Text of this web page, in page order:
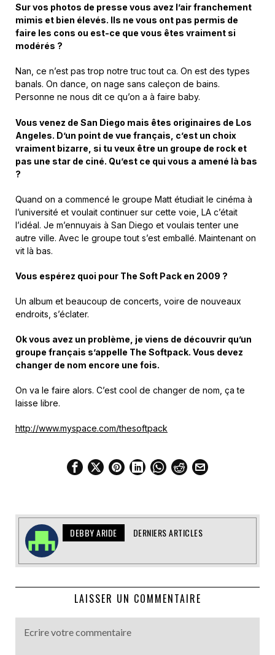
Sur vos photos de presse vous avez l’air franchement
mimis et bien élevés. Ils ne vous ont pas permis de
faire les cons ou est-ce que vous êtes vraiment si
modérés ?
Nan, ce n’est pas trop notre truc tout ca. On est des types
banals. On dance, on nage sans caleçon de bains.
Personne ne nous dit ce qu’on a à faire baby.
Vous venez de San Diego mais êtes originaires de Los
Angeles. D’un point de vue français, c’est un choix
vraiment bizarre, si tu veux être un groupe de rock et
pas une star de ciné. Qu’est ce qui vous a amené là bas
?
Quand on a commencé le groupe Matt étudiait le cinéma à
l’université et voulait continuer sur cette voie, LA c’était
l’idéal. Je m’ennuyais à San Diego et voulais tenter une
autre ville. Avec le groupe tout s’est emballé. Maintenant on
vit là bas.
Vous espérez quoi pour The Soft Pack en 2009 ?
Un album et beaucoup de concerts, voire de nouveaux
endroits, s’éclater.
Ok vous avez un problème, je viens de découvrir qu’un
groupe français s’appelle The Softpack. Vous devez
changer de nom encore une fois.
On va le faire alors. C’est cool de changer de nom, ça te
laisse libre.
http://www.myspace.com/thesoftpack
DEBBY ARIDE DERNIERS ARTICLES
LAISSER UN COMMENTAIRE